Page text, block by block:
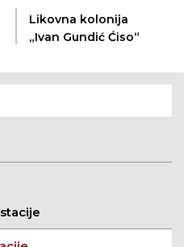
Likovna kolonija
„Ivan Gundić Ćiso“